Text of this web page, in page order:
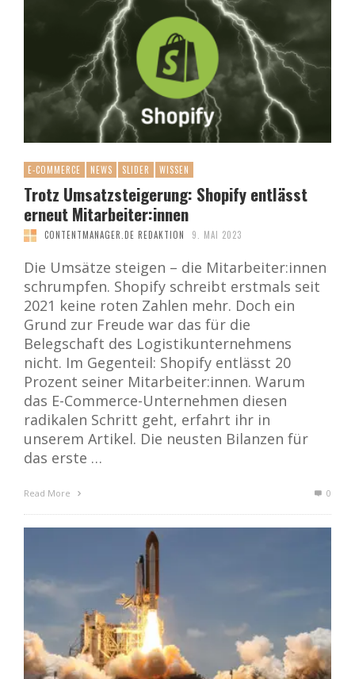
E-COMMERCE NEWS SLIDER WISSEN
Trotz Umsatzsteigerung: Shopify entlässt
erneut Mitarbeiter:innen
CONTENTMANAGER.DE REDAKTION 9. MAI 2023
Die Umsätze steigen – die Mitarbeiter:innen
schrumpfen. Shopify schreibt erstmals seit
2021 keine roten Zahlen mehr. Doch ein
Grund zur Freude war das für die
Belegschaft des Logistikunternehmens
nicht. Im Gegenteil: Shopify entlässt 20
Prozent seiner Mitarbeiter:innen. Warum
das E-Commerce-Unternehmen diesen
radikalen Schritt geht, erfahrt ihr in
unserem Artikel. Die neusten Bilanzen für
das erste …
Read More 0